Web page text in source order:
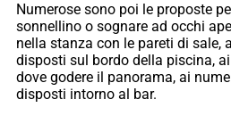
Numerose sono poi le proposte
sonnellino o sognare ad occhi
nella stanza con le pareti di sale,
disposti sul bordo della piscina,
dove godere il panorama, ai
disposti intorno al bar.